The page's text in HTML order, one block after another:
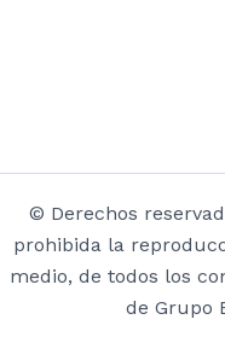
© Derechos
prohibida la
medio, de todos los
de Grupo